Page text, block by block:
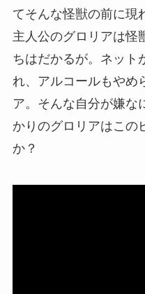
てそんな怪獣の前に現
主人公のグロリアは怪
ちはだかるが。ネット
れ、アルコールもやめ
ア。そんな自分が嫌な
かりのグロリアはこの
か？